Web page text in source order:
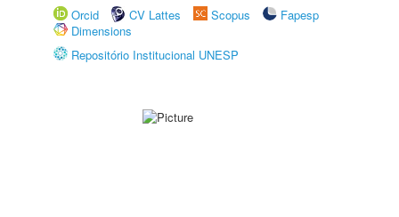
Orcid
CV Lattes Scopus
Fapesp
Dimensions
Repositório Institucional UNESP